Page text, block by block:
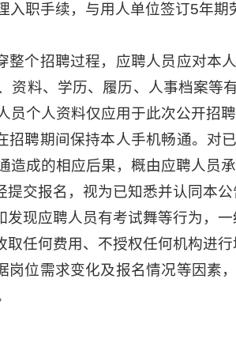
入职手续，与用人单位签订5年期
整个招聘过程，应聘人员应对本
资料、学历、履历、人事档案等
员个人资料仅应用于此次公开招聘
招聘期间保持本人手机畅通。对
造成的相应后果，概由应聘人员承
提交报名，视为已知悉并认同本公
发现应聘人员有考试舞等行为，
取任何费用、不授权任何机构进
岗位需求变化及报名情况等因素